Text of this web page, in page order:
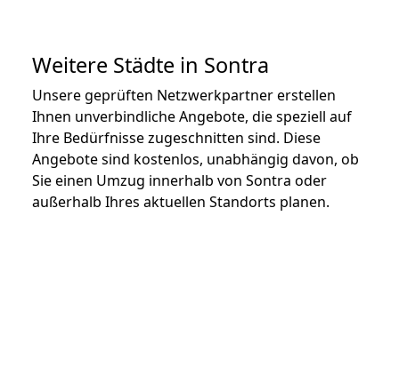
Weitere Städte in Sontra
Unsere geprüften Netzwerkpartner erstellen
Ihnen unverbindliche Angebote, die speziell auf
Ihre Bedürfnisse zugeschnitten sind. Diese
Angebote sind kostenlos, unabhängig davon, ob
Sie einen Umzug innerhalb von Sontra oder
außerhalb Ihres aktuellen Standorts planen.